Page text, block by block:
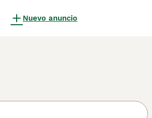
Nuevo anuncio